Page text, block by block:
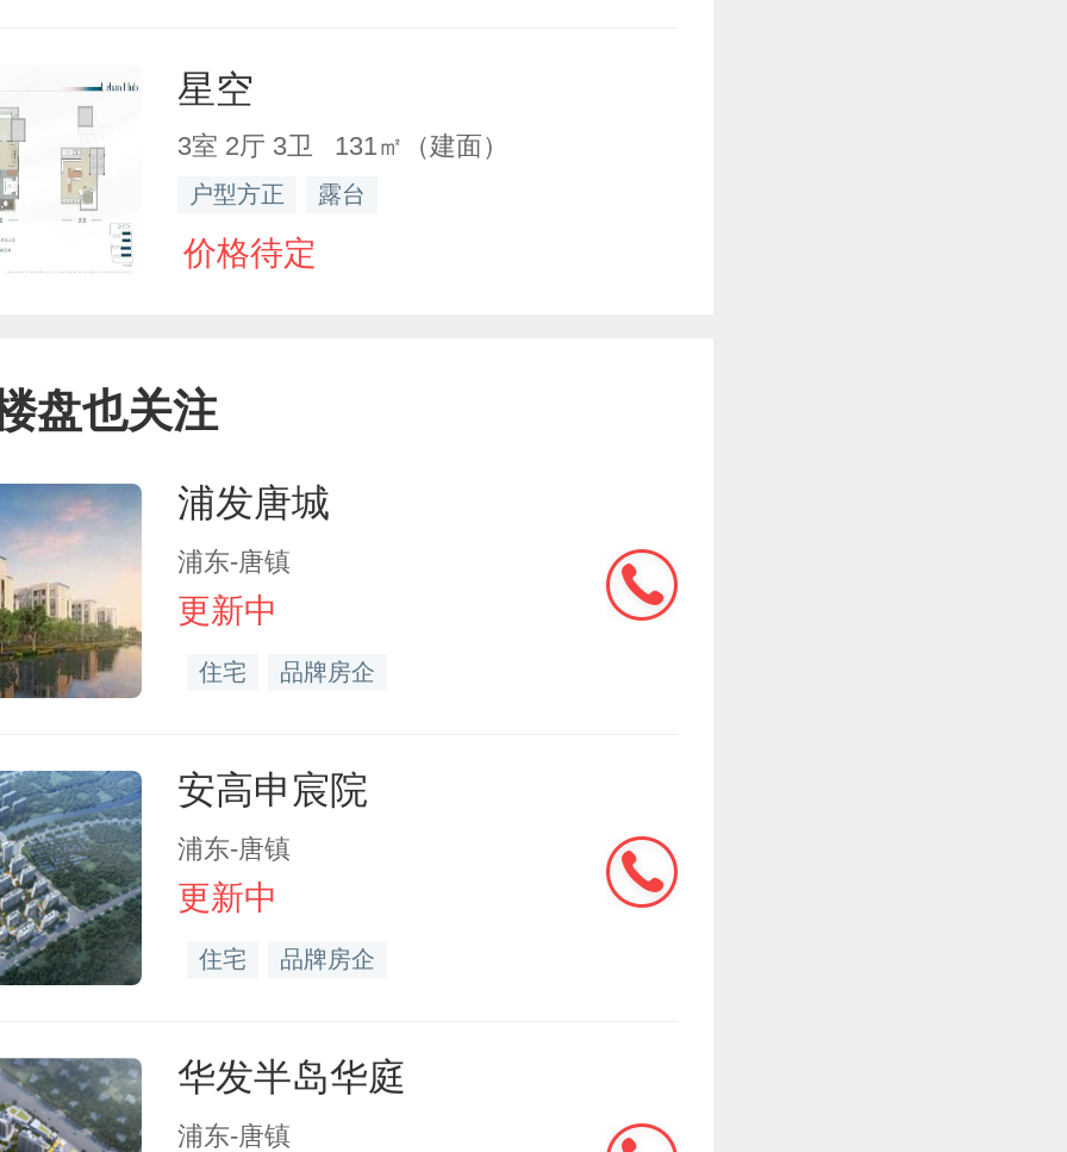
星空
3室 2厅 3卫 131㎡（建面）
户型方正 露台
价格待定
盘也关注
浦发唐城
浦东-唐镇
更新中
住宅 品牌房企
安高申宸院
浦东-唐镇
更新中
住宅 品牌房企
华发半岛华庭
浦东-唐镇